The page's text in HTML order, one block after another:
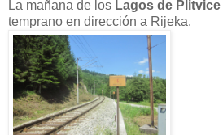
La mañana de los Lagos de Plitvice
temprano en dirección a Rijeka.